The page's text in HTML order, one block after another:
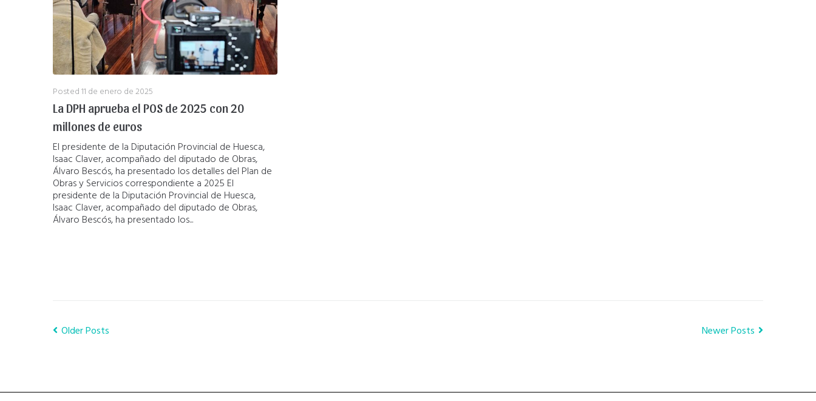
Posted11 de enero de 2025
La DPH aprueba el POS de 2025 con 20
millones de euros
El presidente de la Diputación Provincial de Huesca,
Isaac Claver, acompañado del diputado de Obras,
Álvaro Bescós, ha presentado los detalles del Plan de
Obras y Servicios correspondiente a 2025 El
presidente de la Diputación Provincial de Huesca,
Isaac Claver, acompañado del diputado de Obras,
Álvaro Bescós, ha presentado los...
Older Posts Newer Posts